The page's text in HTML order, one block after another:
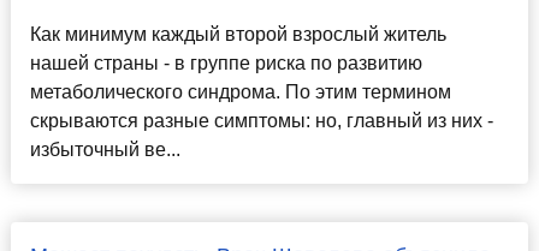
Как минимум каждый второй взрослый житель
нашей страны - в группе риска по развитию
метаболического синдрома. По этим термином
скрываются разные симптомы: но, главный из них -
избыточный ве...